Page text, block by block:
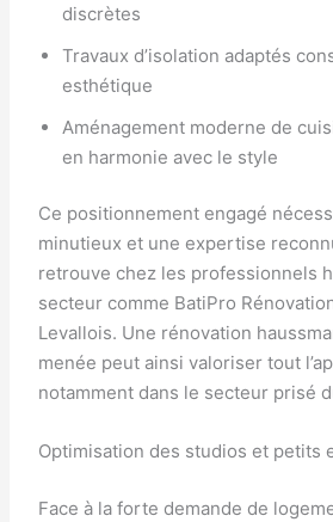
discrètes
Travaux d’isolation adaptés
esthétique
Aménagement moderne de
en harmonie avec le style
Ce positionnement engagé
minutieux et une expertise
retrouve chez les professionnels
secteur comme BatiPro
Levallois. Une rénovation
menée peut ainsi valoriser tout
notamment dans le secteur prisé
Optimisation des studios et petits
Face à la forte demande de